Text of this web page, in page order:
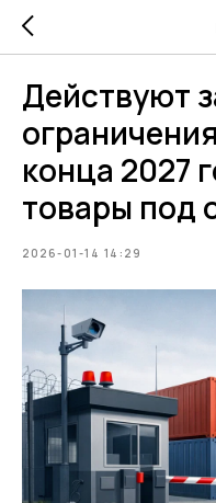
Действуют
конца 2027
товары под
2026-01-14 14:29